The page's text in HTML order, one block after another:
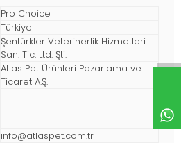
Pro Choice
Türkiye
Şentürkler Veterinerlik Hizmetleri
San. Tic. Ltd. Şti.
Atlas Pet Ürünleri Pazarlama ve
Ticaret A.Ş.
info@atlaspet.com.tr